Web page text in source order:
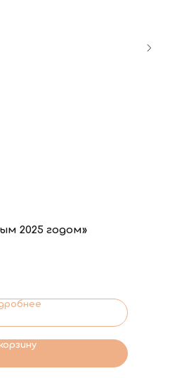
2025 годом»